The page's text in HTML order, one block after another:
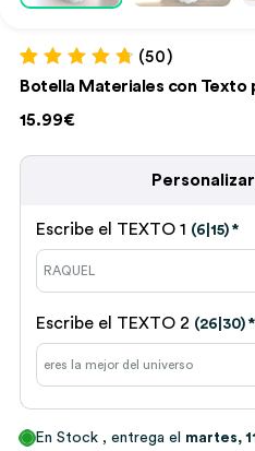
Valorado con
base a
50
de clientes
(50)
Botella Materiales con Texto
15.99€
Escribe el TEXTO 1 (6|15) *
Escribe el TEXTO 2 (26|30) *
En Stock , entrega el martes,